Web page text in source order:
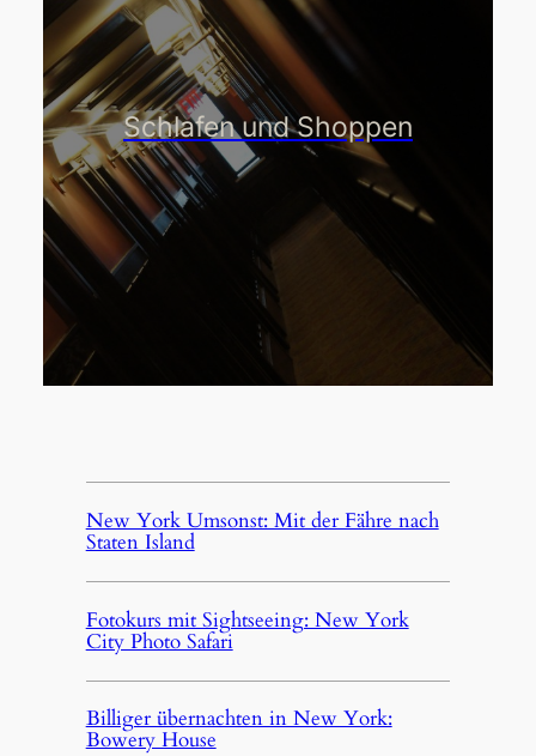
Schlafen und Shoppen
New York Umsonst: Mit der Fähre nach
Staten Island
Fotokurs mit Sightseeing: New York
City Photo Safari
Billiger übernachten in New York:
Bowery House